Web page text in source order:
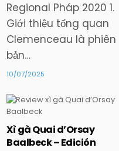
Regional Pháp 2020 1.
Giới thiệu tổng quan
Clemenceau là phiên
bản…
10/07/2025
Posted
in
Xì gà Quai d’Orsay
Baalbeck – Edición